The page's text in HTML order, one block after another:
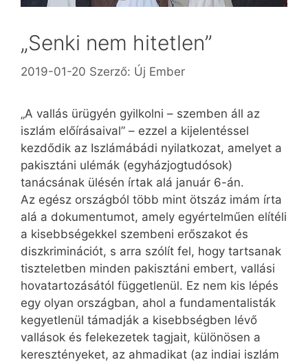
„Senki nem hitetlen”
2019-01-20 Szerző: Új Ember
„A vallás ürügyén gyilkolni – szemben áll az
iszlám előírásaival” – ezzel a kijelentéssel
kezdődik az Iszlámábádi nyilatkozat, amelyet a
pakisztáni ulémák (egyházjogtudósok)
tanácsának ülésén írtak alá január 6-án.
Az egész országból több mint ötszáz imám írta
alá a dokumentumot, amely egyértelműen elítéli
a kisebbségekkel szembeni erőszakot és
diszkriminációt, s arra szólít fel, hogy tartsanak
tiszteletben minden pakisztáni embert, vallási
hovatartozásától függetlenül. Ez nem kis lépés
egy olyan országban, ahol a fundamentalisták
kegyetlenül támadják a kisebbségben lévő
vallások és felekezetek tagjait, különösen a
keresztényeket, az ahmadikat (az indiai iszlám